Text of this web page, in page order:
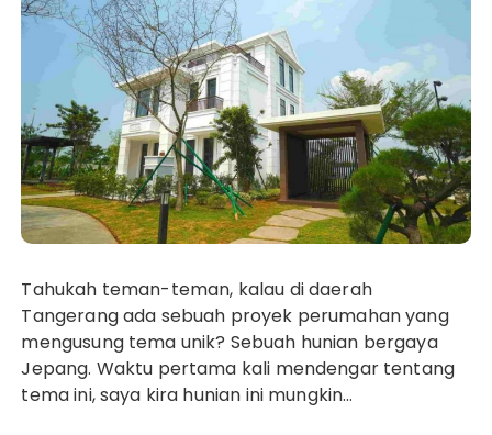
Tahukah teman-teman, kalau di daerah
Tangerang ada sebuah proyek perumahan yang
mengusung tema unik? Sebuah hunian bergaya
Jepang. Waktu pertama kali mendengar tentang
tema ini, saya kira hunian ini mungkin…